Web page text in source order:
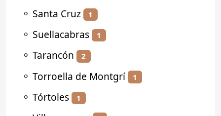
⚬ Santa Cruz 1
⚬ Suellacabras 1
⚬ Tarancón 2
⚬ Torroella de Montgrí 1
⚬ Tórtoles 1